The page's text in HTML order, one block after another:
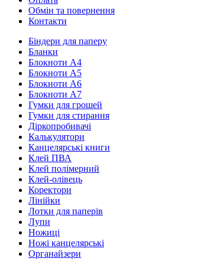
Обмін та повернення
Контакти
Біндери для паперу
Бланки
Блокноти А4
Блокноти А5
Блокноти А6
Блокноти А7
Гумки для грошей
Гумки для стирання
Діркопробивачі
Калькулятори
Канцелярські книги
Клей ПВА
Клей полімерний
Клей-олівець
Коректори
Лінійки
Лотки для паперів
Лупи
Ножиці
Ножі канцелярські
Органайзери